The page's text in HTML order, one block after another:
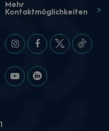
Mehr
Kontaktmöglichkeiten